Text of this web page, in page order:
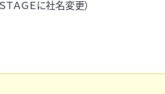
ＡＧＥに社名変更）